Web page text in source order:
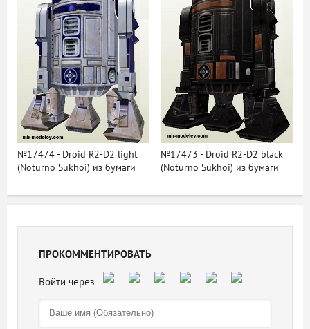
№17474 - Droid R2-D2 light
(Noturno Sukhoi) из бумаги
№17473 - Droid R2-D2 black
(Noturno Sukhoi) из бумаги
ПРОКОММЕНТИРОВАТЬ